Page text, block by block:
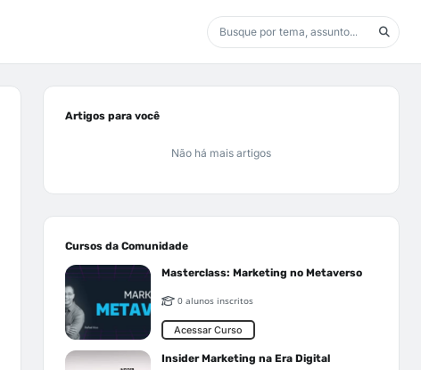
Artigos para você
Não há mais artigos
Cursos da Comunidade
Masterclass: Marketing no Metaverso
0 alunos inscritos
Acessar Curso
Insider Marketing na Era Digital